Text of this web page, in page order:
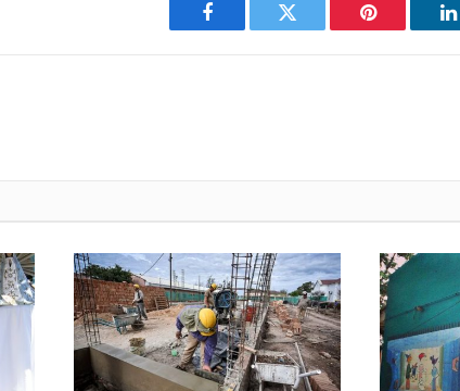
Facebook Twitter Pinterest